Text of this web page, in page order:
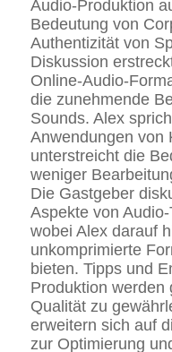
Audio-Produktion
Bedeutung von
Authentizität von
Diskussion
Online-Audio-
die zunehmende
Sounds. Alex
Anwendungen von
unterstreicht die
weniger
Die Gastgeber
Aspekte von
wobei Alex darauf
unkomprimierte
bieten. Tipps und
Produktion werden
Qualität zu
erweitern sich auf
zur Optimierung